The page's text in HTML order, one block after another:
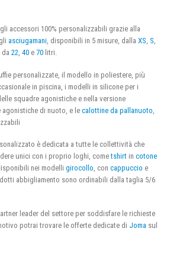
accessori 100% personalizzabili grazie alla
asciugamani, disponibili in 5 misure, dalla XS, S,
da 22, 40 e 70 litri.
personalizzate, il modello in poliestere, più
in piscina, i modelli in silicone per i
squadre agonistiche e nella versione
di nuoto, e le calottine da pallanuoto
è dedicata a tutte le collettività che
unici con i proprio loghi, cometshirt in cotone
nei modelli girocollo , con cappuccio e
abbigliamento sono ordinabili dalla taglia 5/6
leader del settore per soddisfare le richieste
potrai trovare le offerte dedicate di Joma sul